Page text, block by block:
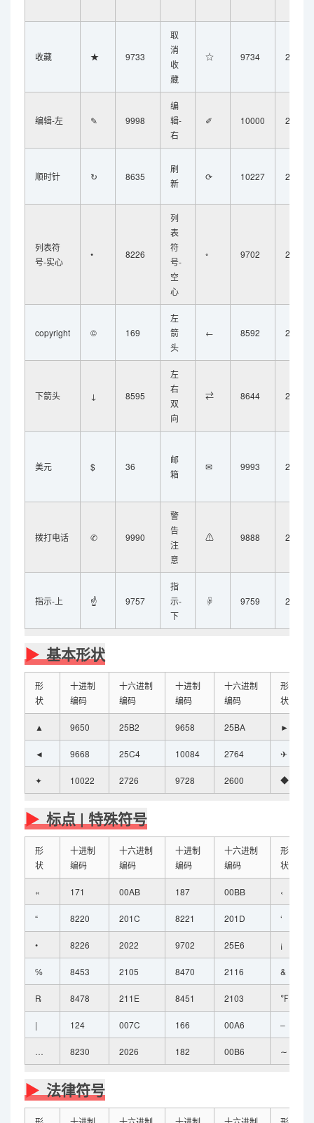
收藏 ★ 9733
取
消
收
藏
☆ 9734 2606
编辑-左 ✎ 9998
编
辑-
右
✐ 10000 2710
顺时针 ↻ 8635
刷
新
⟳ 10227 27F3
列表符
号-实心
• 8226
列
表
符
号-
空
心
◦ 9702 25E6
copyright © 169
左
箭
头
← 8592 2190
下箭头 ↓ 8595
左
右
双
向
⇄ 8644 21C4
美元 $ 36
邮
箱
✉ 9993 2709
拨打电话 ✆ 9990
警
告
注
意
⚠ 9888 26A0
指示-上 ☝ 9757
指
示-
下
☟ 9759 261F
基本形状
形
状
十进制
编码
十六进制
编码
十进制
编码
十六进制
编码
形
状
▲ 9650 25B2 9658 25BA ►
◄ 9668 25C4 10084 2764 ✈
✦ 10022 2726 9728 2600 ◆
标点 | 特殊符号
形
状
十进制
编码
十六进制
编码
十进制
编码
十六进制
编码
形
状
« 171 00AB 187 00BB ‹
“ 8220 201C 8221 201D ‘
• 8226 2022 9702 25E6 ¡
℅ 8453 2105 8470 2116 &
℞ 8478 211E 8451 2103 ℉
| 124 007C 166 00A6 –
… 8230 2026 182 00B6 ∼
法律符号